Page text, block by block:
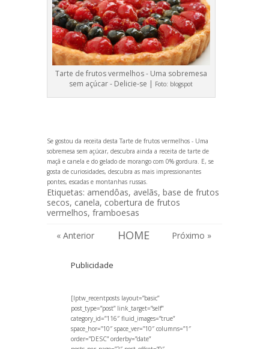
Tarte de frutos vermelhos - Uma sobremesa
sem açúcar - Delicie-se | Foto: blogspot
Se gostou da receita desta Tarte de frutos vermelhos - Uma
sobremesa sem açúcar, descubra ainda a receita de tarte de
maçã e canela e do gelado de morango com 0% gordura . E, se
gosta de curiosidades, descubra as mais impressionantes
pontes, escadase montanhas russas.
Etiquetas: amendôas, avelãs, base de frutos
secos, canela, cobertura de frutos
vermelhos, framboesas
« Anterior
HOME Próximo »
Publicidade
[lptw_recentposts layout=”basic”
post_type=”post” link_target=”self”
category_id=”116″ fluid_images=”true”
space_hor=”10″ space_ver=”10″ columns=”1″
order=”DESC” orderby=”date”